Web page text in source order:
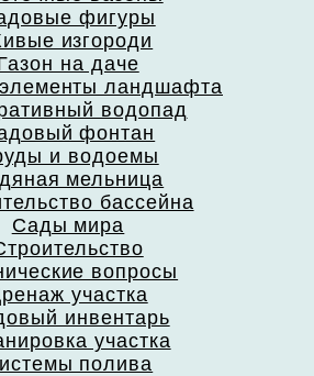
фигуры
изгороди
на даче
ландшафта
водопад
фонтан
и водоемы
мельница
бассейна
Сады мира
вопросы
участка
инвентарь
участка
полива